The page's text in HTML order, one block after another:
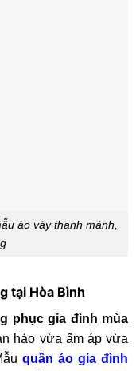
áo váy thanh mảnh,
tại Hòa Bình
phục gia đình mùa
hảo vừa ấm áp vừa
quần áo gia đình